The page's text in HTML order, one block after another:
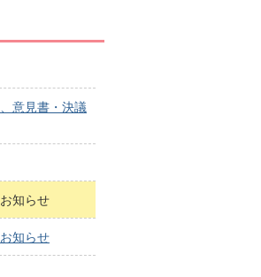
意見書・決議
知らせ
知らせ